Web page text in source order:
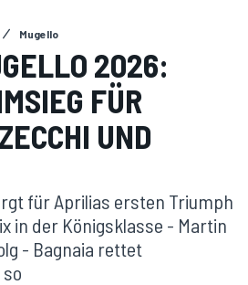
Mugello
2026:
FÜR
UND
für Aprilias ersten Triumph
in der Königsklasse - Martin
- Bagnaia rettet